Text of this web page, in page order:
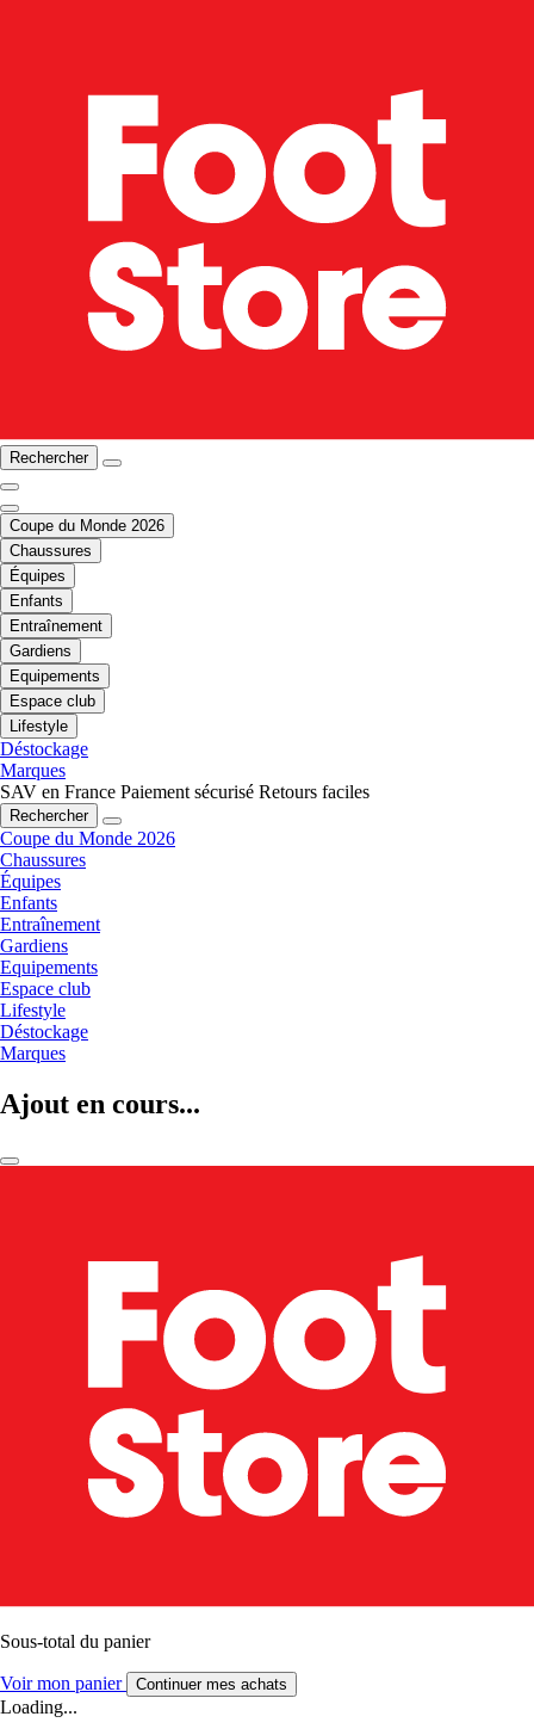
Rechercher
Coupe du Monde 2026
Chaussures
Équipes
Enfants
Entraînement
Gardiens
Equipements
Espace club
Lifestyle
Déstockage
Marques
SAV en France Paiement sécurisé Retours faciles
Rechercher
Coupe du Monde 2026
Chaussures
Équipes
Enfants
Entraînement
Gardiens
Equipements
Espace club
Lifestyle
Déstockage
Marques
Ajout en cours...
Sous-total du panier
Voir mon panier Continuer mes achats
Loading...